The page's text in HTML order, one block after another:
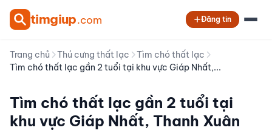
timgiup.com Đăng tin
Trang chủ Thú cưng thất lạc
Tìm chó thất lạc
Tìm chó thất lạc gần 2 tuổi tại khu vực Giáp Nhất,...
Tìm chó thất lạc gần 2 tuổi tại
khu vực Giáp Nhất, Thanh Xuân